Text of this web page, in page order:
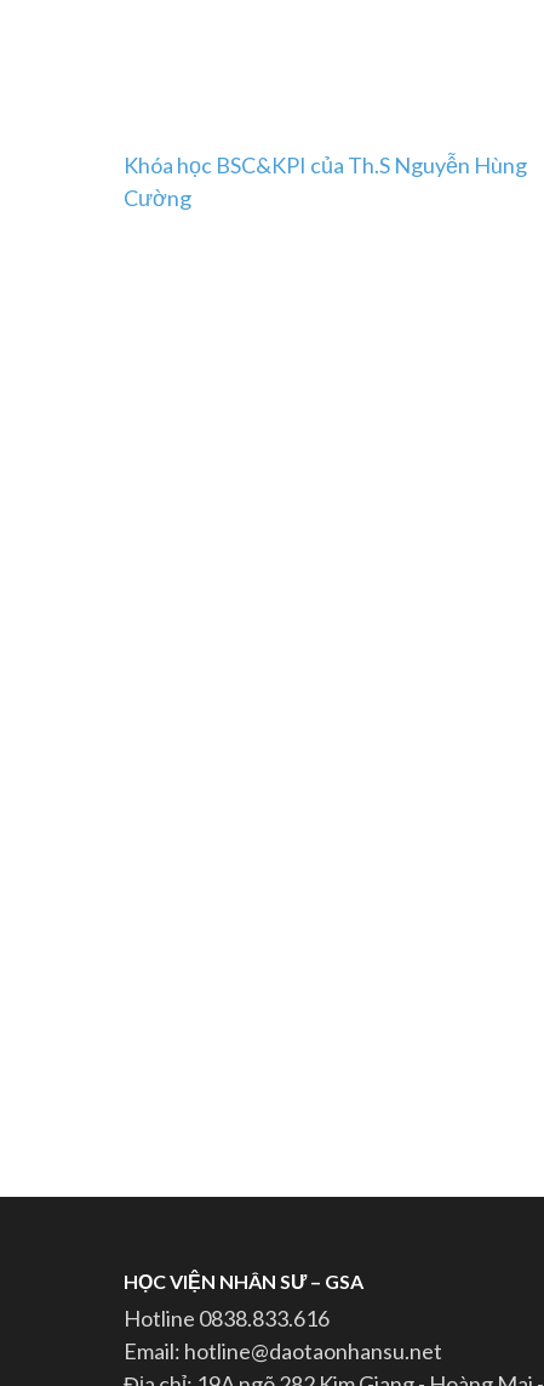
Post
navigation
Khóa học BSC&KPI của Th.S Nguyễn Hùng
Cường
HỌC VIỆN NHÂN SƯ – GSA
Hotline 0838.833.616
Email: hotline@daotaonhansu.net